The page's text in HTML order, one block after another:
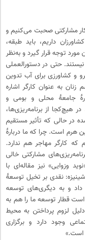
کار مشارکتی صحبت می‌کنیم و
داریم، باید طبقه،
توجه قرار گیرد و به‌نظر
حتی در دستورالعملی
وزارت نیرو و کشاورزی برای آب تدوین
به عنوان کارگر اشاره
جامعهٔ محلی و بومی و
از برنامه‌ریزی‌ها،
در حالی که تأثیر مستقیم
هرم است. چرا که ما دربارهٔ
کارگر مهاجر هم ندارد.
مشارکتی خالی
وزوایی» نیز مقاله‌ای با
نقدی بر تخیل توسعهٔ
داد و به دیگری‌های توسعه
قطار توسعه ما را هم به
لزوم پرداختن به محیط
وجود دارد و برگزاری
است.»